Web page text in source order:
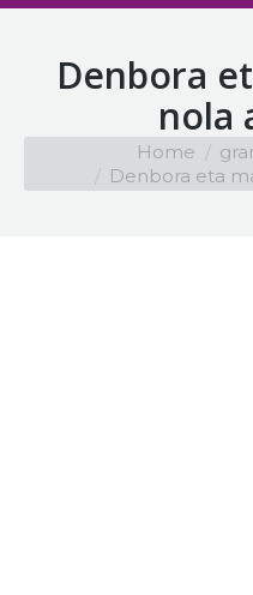
Denbora
nola
You are here:Home
Denbora eta